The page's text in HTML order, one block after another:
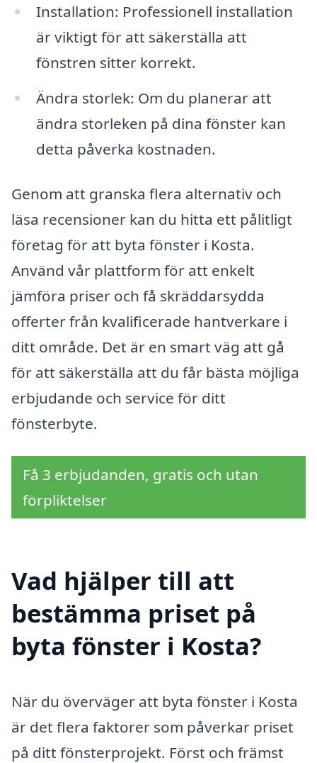
Installation: Professionell installation
är viktigt för att säkerställa att
fönstren sitter korrekt.
Ändra storlek: Om du planerar att
ändra storleken på dina fönster kan
detta påverka kostnaden.
Genom att granska flera alternativ och
läsa recensioner kan du hitta ett pålitligt
företag för att byta fönster i Kosta.
Använd vår plattform för att enkelt
jämföra priser och få skräddarsydda
offerter från kvalificerade hantverkare i
ditt område. Det är en smart väg att gå
för att säkerställa att du får bästa möjliga
erbjudande och service för ditt
fönsterbyte.
Få 3 erbjudanden, gratis och utan
förpliktelser
Vad hjälper till att
bestämma priset på
byta fönster i Kosta?
När du överväger att byta fönster i Kosta
är det flera faktorer som påverkar priset
på ditt fönsterprojekt. Först och främst